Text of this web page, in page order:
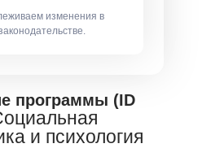
изменения в
программы (ID
и психология